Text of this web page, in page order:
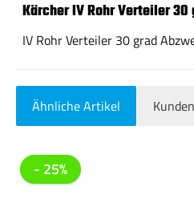
Kärcher IV Rohr Verteiler
IV Rohr Verteiler 30 grad
Ähnliche Artikel
Produktgalerie überspringen
- 25%